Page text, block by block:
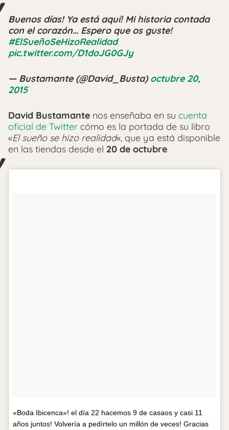
Buenos días! Ya está aquí! Mi historia contada
con el corazón… Espero que os guste!
#ElSueñoSeHizoRealidad
pic.twitter.com/D1doJG0GJy
— Bustamante (@David_Busta)octubre 20,
2015
David Bustamante nos enseñaba en su cuenta
oficial de Twitter cómo es la portada de su libro
«El sueño se hizo realidad«, que ya está disponible
en las tiendas desde el 20 de octubre.
«Boda Ibicenca»! el día 22 hacemos 9 de casaos y casi 11
años juntos! Volvería a pedírtelo un millón de veces! Gracias